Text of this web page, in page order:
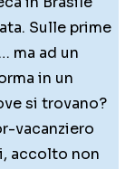
Sulle prime
ma ad un
in un
si trovano?
vacanziero
accolto non